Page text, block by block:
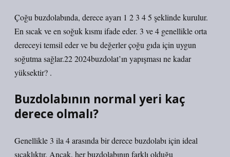
Çoğu buzdolabında, derece ayarı 1 2 3 4 5 şeklinde kurulur.
En sıcak ve en soğuk kısmı ifade eder. 3 ve 4 genellikle orta
dereceyi temsil eder ve bu değerler çoğu gıda için uygun
soğutma sağlar.22 2024buzdolat’ın yapışması ne kadar
yüksektir? .
Buzdolabının normal yeri kaç
derece olmalı?
Genellikle 3 ila 4 arasında bir derece buzdolabı için ideal
sıcaklıktır. Ancak, her buzdolabının farklı olduğu